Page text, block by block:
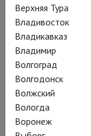
Верхняя Тура
Владивосток
Владикавказ
Владимир
Волгоград
Волгодонск
Волжский
Вологда
Воронеж